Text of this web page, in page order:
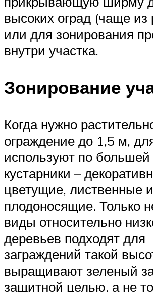
высоких оград (чаще из
или для зонирования
внутри участка.
Зонирование
Когда нужно
ограждение до 1,5 м,
используют по большей
кустарники –
цветущие, лиственные
плодоносящие. Только
виды относительно
деревьев подходят для
заграждений такой
выращивают зеленый
защитной целью, а не